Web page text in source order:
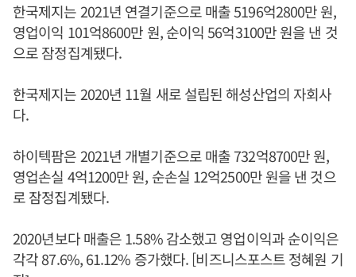
한국제지는 2021년 연결기준으로 매출 5196억2800만 원,
영업이익 101억8600만 원, 순이익 56억3100만 원을 낸 것
으로 잠정집계됐다.
한국제지는 2020년 11월 새로 설립된 해성산업의 자회사
다.
하이텍팜은 2021년 개별기준으로 매출 732억8700만 원,
영업손실 4억1200만 원, 순손실 12억2500만 원을 낸 것으
로 잠정집계됐다.
2020년보다 매출은 1.58% 감소했고 영업이익과 순이익은
각각 87.6%, 61.12% 증가했다. [비즈니스포스트 정혜원 기